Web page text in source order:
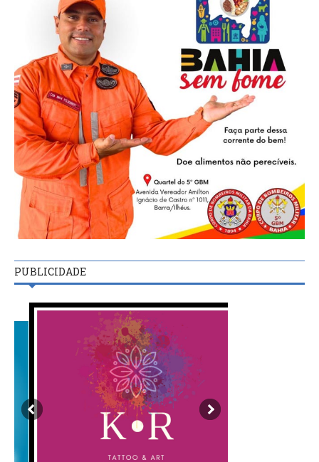
PUBLICIDADE